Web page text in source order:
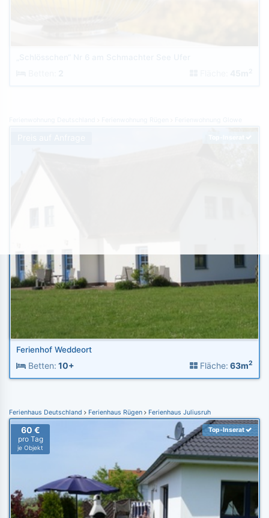
Ferienhof Weddeort
Betten: 10+ Fläche: 63m2
Ferienhaus Deutschland Ferienhaus Rügen Ferienhaus Juliusruh
60 €
pro Tag
je Objekt
Top-Inserat